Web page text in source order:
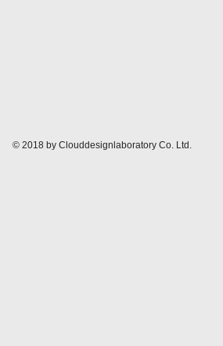
© 2018 by Clouddesignlaboratory Co. Ltd.